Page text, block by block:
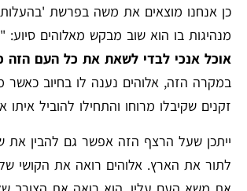
כן אנחנו מוצאים את משה בפרשת
מנהיגות בו הוא שוב מבקש מאלוהים סיוע: "
אוכל אנכי לבדי לשאת את כל העם הזה
במקרה הזה, אלוהים נענה לו בחיוב כאשר
זקנים שקיבלו מרוחו והתחילו להוביל
ייתכן שעל הרצף הזה אפשר גם להבין את
לתור את הארץ. אלוהים רואה את הקושי